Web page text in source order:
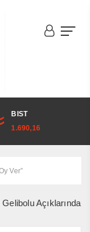
BIST
1.690,16
CUMHURİYET
44,750,00
Ver”
Gemi